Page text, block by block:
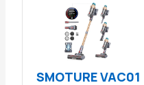
SMOTURE VAC01